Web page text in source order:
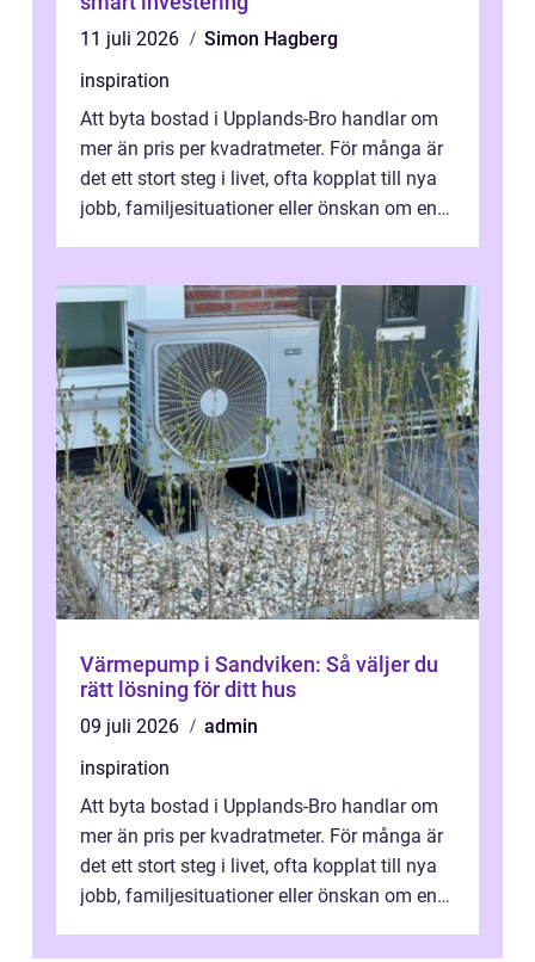
11 juli 2026
Simon Hagberg
inspiration
Att byta bostad i Upplands-Bro handlar om
mer än pris per kvadratmeter. För många är
det ett stort steg i livet, ofta kopplat till nya
jobb, familjesituationer eller önskan om en
Värmepump i Sandviken: Så väljer du
rätt lösning för ditt hus
09 juli 2026
admin
inspiration
Att byta bostad i Upplands-Bro handlar om
mer än pris per kvadratmeter. För många är
det ett stort steg i livet, ofta kopplat till nya
jobb, familjesituationer eller önskan om en